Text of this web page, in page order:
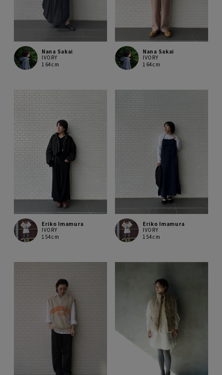
Nana Sakai
IVORY
164cm
Nana Sakai
IVORY
164cm
Eriko Imamura
IVORY
154cm
Eriko Imamura
IVORY
154cm